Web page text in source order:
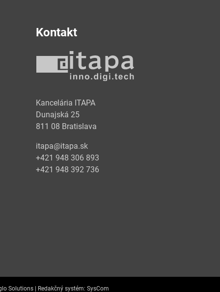
Kontakt
Kancelária ITAPA
Dunajská 25
811 08 Bratislava
itapa@itapa.sk
+421 948 306 893
+421 948 392 736
Solutions | Redakčný systém: SysCom